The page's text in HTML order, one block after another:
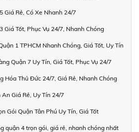
Giá Rẻ, Có Xe Nhanh 24/7
Giá Tốt, Phục Vụ 24/7, Nhanh Chóng
1 TPHCM Nhanh Chóng, Giá Tốt, Uy Tín
Quận 7 Uy Tín, Giá Tốt, Phục Vụ 24/7
Hóa Thủ Đức 24/7, Giá Rẻ, Nhanh Chóng
Giá Rẻ, Uy Tín 24/7
Gói Quận Tân Phú Uy Tín, Giá Tốt
quận 4 trọn gói, giá rẻ, nhanh chóng nhất